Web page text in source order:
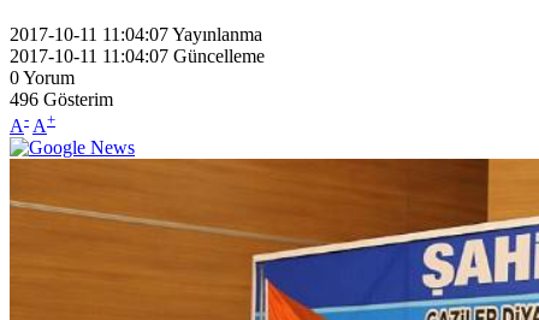
2017-10-11 11:04:07Yayınlanma
2017-10-11 11:04:07 Güncelleme
0Yorum
496 Gösterim
A- A+